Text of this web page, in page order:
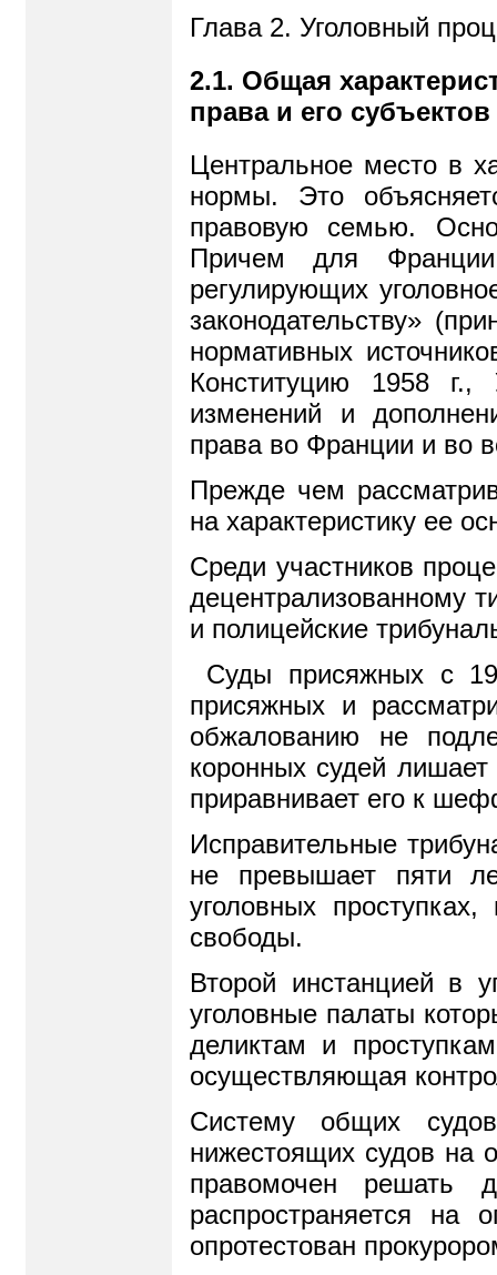
Глава 2. Уголовный
2.1. Общая
права и его субъектов
Центральное место в
нормы. Это
правовую семью.
Причем для Франции
регулирующих
законодательству»
нормативных
Конституцию 1958 г.,
изменений и
права во Франции и во
Прежде чем
на характеристику ее
Среди участников
децентрализованному
и полицейские
Суды присяжных с
присяжных и
обжалованию не
коронных судей
приравнивает его к
Исправительные
не превышает пяти
уголовных
свободы.
Второй инстанцией в
уголовные палаты
деликтам и
осуществляющая
Систему общих
нижестоящих судов на
правомочен решать
распространяется на
опротестован